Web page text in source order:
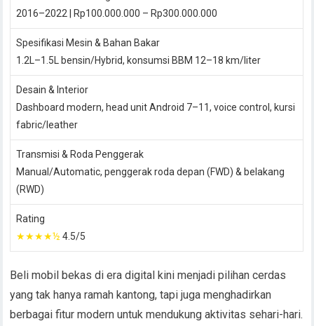
2016–2022 | Rp100.000.000 – Rp300.000.000
Spesifikasi Mesin & Bahan Bakar
1.2L–1.5L bensin/Hybrid, konsumsi BBM 12–18 km/liter
Desain & Interior
Dashboard modern, head unit Android 7–11, voice control, kursi
fabric/leather
Transmisi & Roda Penggerak
Manual/Automatic, penggerak roda depan (FWD) & belakang
(RWD)
Rating
★★★★½ 4.5/5
Beli mobil bekas di era digital kini menjadi pilihan cerdas
yang tak hanya ramah kantong, tapi juga menghadirkan
berbagai fitur modern untuk mendukung aktivitas sehari-hari.